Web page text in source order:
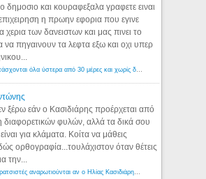
δημοσιο και κουραφεξαλα γραφετε ειναι
επιχειρηση η πρωην εφορια που εγινε
των δανειστων και μας πινει το
να πηγαινουν τα λεφτα εξω και οχι υπερ
ξέρω εάν ο Κασιδιάρης προέρχεται από
διαφορετικών φυλών, αλλά τα δικά σου
για κλάματα. Κοίτα να μάθεις
ορθογραφία...τουλάχιστον όταν θέτεις
την...